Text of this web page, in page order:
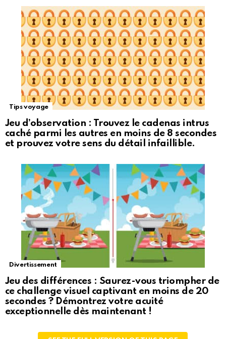
Tips voyage
Jeu d’observation : Trouvez le cadenas intrus
caché parmi les autres en moins de 8 secondes
et prouvez votre sens du détail infaillible.
Divertissement
Jeu des différences : Saurez-vous triompher de
ce challenge visuel captivant en moins de 20
secondes ? Démontrez votre acuité
exceptionnelle dès maintenant !